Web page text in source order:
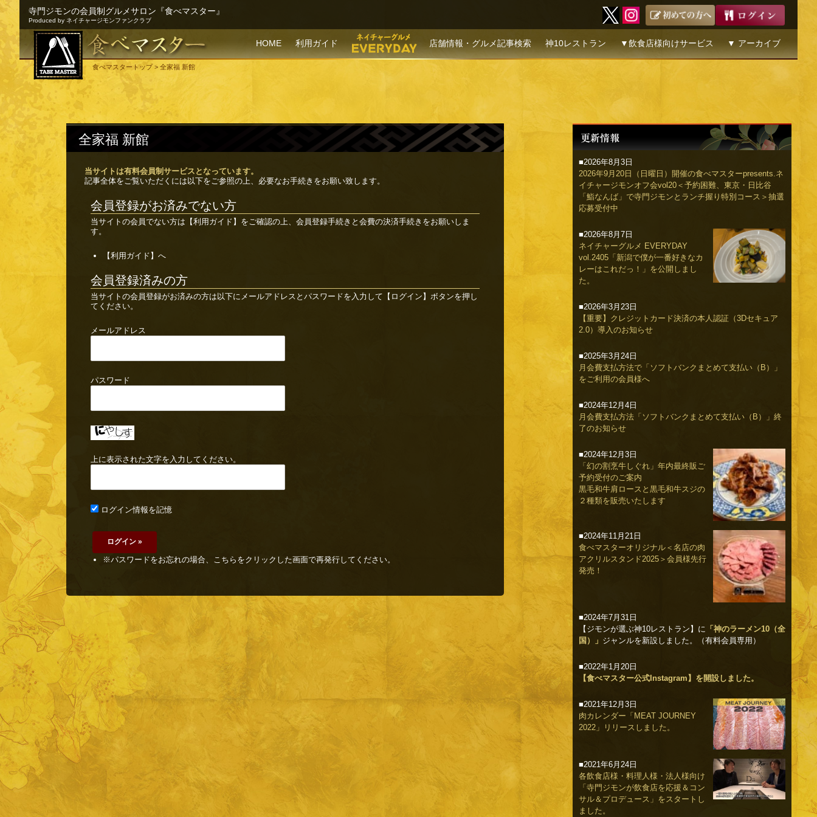
寺門ジモンの会員制グルメサロン『食べマスター』
Produced by ネイチャージモンファンクラブ
HOME 利用ガイド 店舗情報・グルメ記事検索 神10レストラン ▼飲食店様向けサービス ▼ アーカイブ
食べマスタートップ> 全家福 新館
全家福 新館
当サイトは有料会員制サービスとなっています。
記事全体をご覧いただくには以下をご参照の上、必要なお手続きをお願い致します。
会員登録がお済みでない方
当サイトの会員でない方は 【利用ガイド】 をご確認の上、会員登録手続きと会費の決済手続きをお願いしま
す。
【利用ガイド】へ
会員登録済みの方
当サイトの会員登録がお済みの方は以下にメールアドレスとパスワードを入力して【ログイン】ボタンを押し
てください。
メールアドレス
パスワード
上に表示された文字を入力してください。
ログイン情報を記憶
※パスワードをお忘れの場合、こちらをクリックした画面で再発行してください。
■2026年8月3日
2026年9月20日（日曜日）開催の食べマスターpresents.ネ
イチャージモンオフ会vol20＜予約困難、東京・日比谷
「鮨なんば」で寺門ジモンとランチ握り特別コース＞抽選
応募受付中
■2026年8月7日
ネイチャーグルメ EVERYDAY
vol.2405「新潟で僕が一番好きなカ
レーはこれだっ！」を公開しまし
た。
■2026年3月23日
【重要】クレジットカード決済の本人認証（3Dセキュア
2.0）導入のお知らせ
■2025年3月24日
月会費支払方法で「ソフトバンクまとめて支払い（B）」
をご利用の会員様へ
■2024年12月4日
月会費支払方法「ソフトバンクまとめて支払い（B）」終
了のお知らせ
■2024年12月3日
「幻の割烹牛しぐれ」年内最終販ご
予約受付のご案内
黒毛和牛肩ロースと黒毛和牛スジの
２種類を販売いたします
■2024年11月21日
食べマスターオリジナル＜名店の肉
アクリルスタンド2025＞会員様先行
発売！
■2024年7月31日
【ジモンが選ぶ神10レストラン】に 「神のラーメン10（全
国）」 ジャンルを新設しました。（有料会員専用）
■2022年1月20日
【食べマスター公式Instagram】を開設しました。
■2021年12月3日
肉カレンダー「MEAT JOURNEY
2022」リリースしました。
■2021年6月24日
各飲食店様・料理人様・法人様向け
「寺門ジモンが飲食店を応援＆コン
サル＆プロデュース」をスタートし
ました。